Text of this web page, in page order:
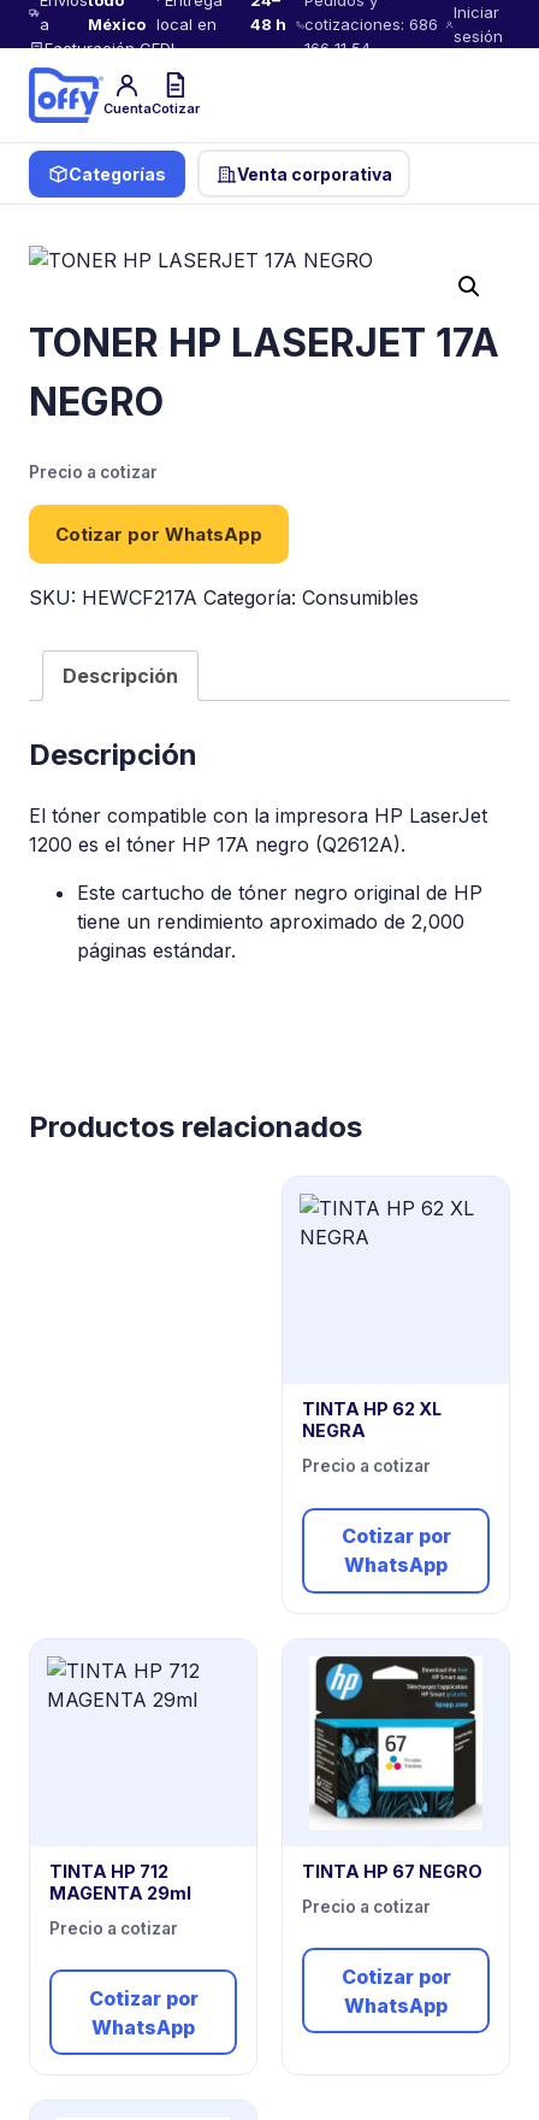
a
México local en
48 h
Facturación CFDI
cotizaciones: 686
166 11 54
Iniciar
sesión
CuentaCotizar
Categorías Venta corporativa
TONER HP LASERJET 17A
NEGRO
Precio a cotizar
Cotizar por WhatsApp
SKU: HEWCF217A Categoría: Consumibles
Descripción
Descripción
El tóner compatible con la impresora HP LaserJet
1200 es el tóner HP 17A negro (Q2612A).
Este cartucho de tóner negro original de HP
tiene un rendimiento aproximado de 2,000
páginas estándar.
Productos relacionados
TINTA HP 62 XL
NEGRA
Precio a cotizar
Cotizar por
WhatsApp
TINTA HP 712
MAGENTA 29ml
Precio a cotizar
Cotizar por
WhatsApp
TINTA HP 67 NEGRO
Precio a cotizar
Cotizar por
WhatsApp